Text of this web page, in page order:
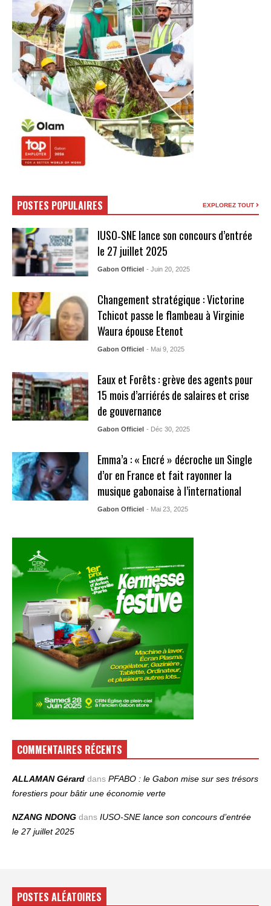
POSTES POPULAIRES EXPLOREZ TOUT
IUSO‑SNE lance son concours d’entrée
le 27 juillet 2025
Gabon Officiel - Juin 20, 2025
Changement stratégique : Victorine
Tchicot passe le flambeau à Virginie
Waura épouse Etenot
Gabon Officiel - Mai 9, 2025
Eaux et Forêts : grève des agents pour
15 mois d’arriérés de salaires et crise
de gouvernance
Gabon Officiel - Déc 30, 2025
Emma’a : « Encré » décroche un Single
d’or en France et fait rayonner la
musique gabonaise à l’international
Gabon Officiel - Mai 23, 2025
COMMENTAIRES RÉCENTS
ALLAMAN Gérard dans PFABO : le Gabon mise sur ses trésors
forestiers pour bâtir une économie verte
NZANG NDONG dans IUSO‑SNE lance son concours d’entrée
le 27 juillet 2025
POSTES ALÉATOIRES